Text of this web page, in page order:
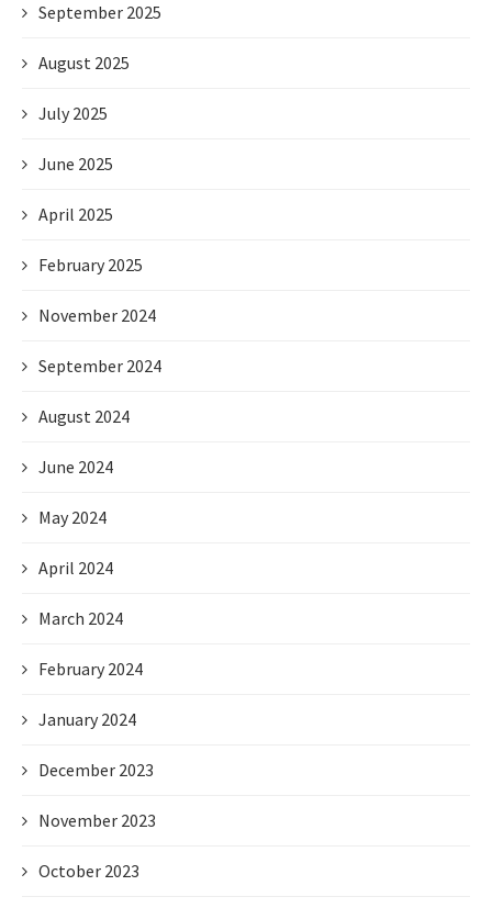
September 2025
August 2025
July 2025
June 2025
April 2025
February 2025
November 2024
September 2024
August 2024
June 2024
May 2024
April 2024
March 2024
February 2024
January 2024
December 2023
November 2023
October 2023